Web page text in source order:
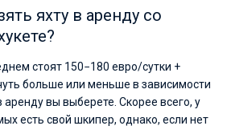
яхту в аренду со
стоят 150−180 евро/сутки +
больше или меньше в зависимости
аренду вы выберете. Скорее всего, у
есть свой шкипер, однако, если нет